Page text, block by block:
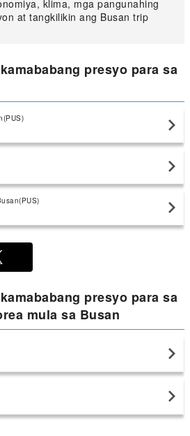
klima, mga pangunahing
at tangkilikin ang Busan trip
presyo para sa
presyo para sa
mula sa Busan